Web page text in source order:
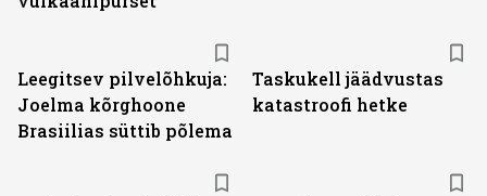
Leegitsev pilvelõhkuja:
Joelma kõrghoone
Brasiilias süttib põlema
Taskukell jäädvustas
katastroofi hetke